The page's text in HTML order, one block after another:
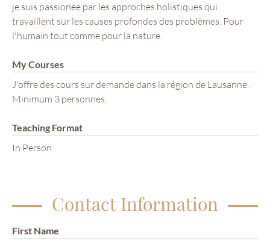
je suis passionée par les approches holistiques qui
travaillent sur les causes profondes des problèmes. Pour
l'humain tout comme pour la nature.
My Courses
J'offre des cours sur demande dans la région de Lausanne.
Minimum 3 personnes.
Teaching Format
In Person
Contact Information
First Name